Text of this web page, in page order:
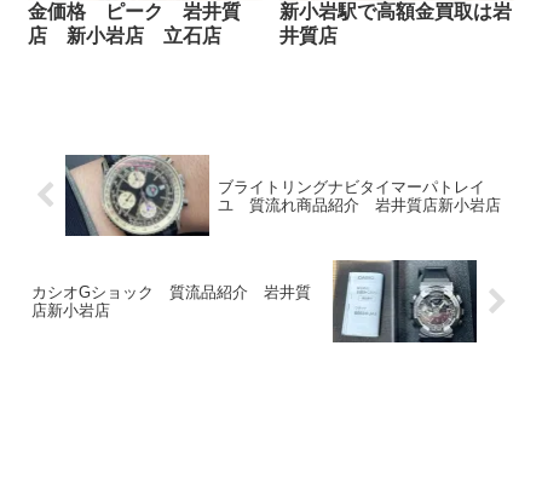
金価格 ピーク 岩井質
店 新小岩店 立石店
新小岩駅で高額金買取は岩
井質店
ブライトリングナビタイマーパトレイ
ユ 質流れ商品紹介 岩井質店新小岩店
カシオGショック 質流品紹介 岩井質
店新小岩店